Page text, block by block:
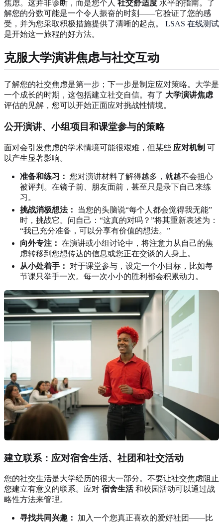
焦虑。这并非诊断，而是您个人 社交舒适度 水平的指南。了
解您的分数可能是一个令人振奋的时刻——它验证了您的感
受，并为您采取积极措施提供了清晰的起点。 LSAS 在线测试
是开始这一旅程的好方法。
克服大学演讲焦虑与社交互动
了解您的社交焦虑是第一步；下一步是制定应对策略。大学是
一个成长的时期，这包括建立社交自信。有了 大学演讲焦虑
评估的见解，您可以开始正面应对挑战性情境。
公开演讲、小组项目和课堂参与的策略
面对会引发焦虑的学术情境可能很艰难，但某些 应对机制 可
以产生显著影响。
准备和练习： 您对演讲材料了解得越多，就越不会担心
被评判。在镜子前、朋友面前，甚至只是录下自己来练
习。
挑战消极想法：
当您的头脑说“每个人都会觉得我无能”
时，挑战它。问自己：“这真的对吗？”将其重新表述为：
“我已充分准备，可以分享有价值的想法。”
向外专注： 在演讲或小组讨论中，将注意力从自己的焦
虑转移到您想传达的信息或您正在交谈的人身上。
从小处着手：
对于课堂参与，设定一个小目标，比如每
节课只举手一次。每一次小小的胜利都会积累动力。
建立联系：应对宿舍生活、社团和社交活动
您的社交生活是大学经历的很大一部分。不要让社交焦虑阻止
您建立有意义的联系。应对 宿舍生活和校园活动可以通过战
略性方法来管理。
寻找共同兴趣：
加入一个您真正喜欢的爱好社团——比